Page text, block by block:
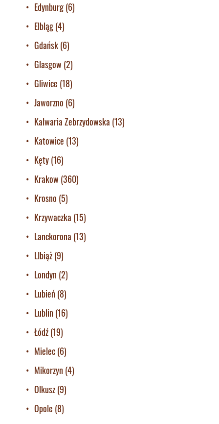
Edynburg(6)
Elbląg(4)
Gdańsk(6)
Glasgow (2)
Gliwice (18)
Jaworzno (6)
Kalwaria Zebrzydowska (13)
Katowice (13)
Kęty(16)
Krakow (360)
Krosno (5)
Krzywaczka (15)
Lanckorona (13)
LIbiąż(9)
Londyn (2)
Lubień (8)
Lublin (16)
Łódź(19)
Mielec(6)
Mikorzyn (4)
Olkusz(9)
Opole (8)